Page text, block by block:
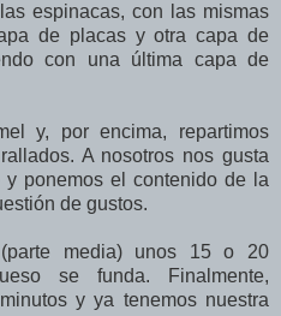
espinacas, con las mismas
de placas y otra capa de
con una última capa de
y, por encima, repartimos
A nosotros nos gusta
ponemos el contenido de la
de gustos.
media) unos 15 o 20
se funda. Finalmente,
y ya tenemos nuestra